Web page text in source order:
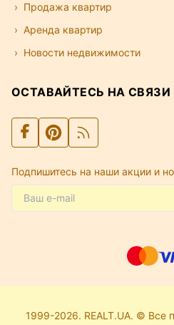
Продажа квартир
Аренда квартир
Новости недвижимости
ОСТАВАЙТЕСЬ НА СВЯЗИ
Подпишитесь на наши акции и
1999-2026. REALT.UA. ©